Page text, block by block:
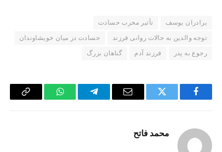
برادران یوسف
تأثیر مخرب حسادت
توجه والدین به حالات روانی فرزند
حسادت در میان خویشاوندان
رجوع به پدر
فرزند آدم گناهان بزرگ
Facebook
Twitter
Email
Telegram
WhatsApp
Copy
محمد فاتح